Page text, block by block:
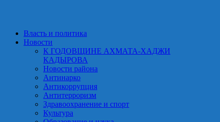
Власть и политика
Новости
К ГОДОВЩИНЕ АХМАТА-ХАДЖИ
КАДЫРОВА
Новости района
Антинарко
Антикоррупция
Антитерроризм
Здравоохранение и спорт
Культура